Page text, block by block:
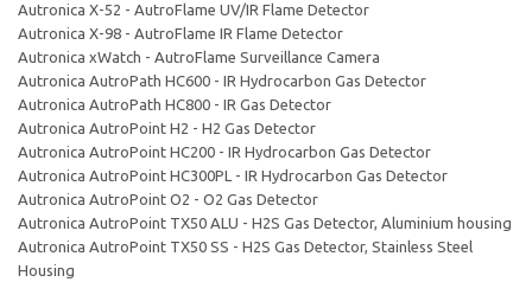
Autronica X-52 - AutroFlame UV/IR Flame Detector
Autronica X-98 - AutroFlame IR Flame Detector
Autronica xWatch - AutroFlame Surveillance Camera
Autronica AutroPath HC600 - IR Hydrocarbon Gas Detector
Autronica AutroPath HC800 - IR Gas Detector
Autronica AutroPoint H2 - H2 Gas Detector
Autronica AutroPoint HC200 - IR Hydrocarbon Gas Detector
Autronica AutroPoint HC300PL - IR Hydrocarbon Gas Detector
Autronica AutroPoint O2 - O2 Gas Detector
Autronica AutroPoint TX50 ALU - H2S Gas Detector, Aluminium housing
Autronica AutroPoint TX50 SS - H2S Gas Detector, Stainless Steel
Housing